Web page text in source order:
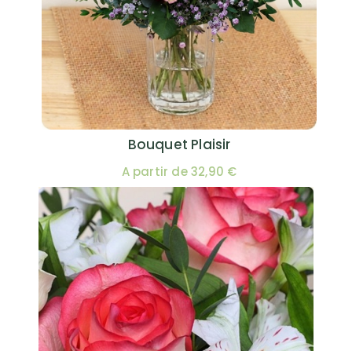
Bouquet Plaisir
A partir de 32,90 €